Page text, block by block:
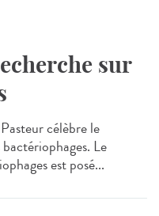
sur
célèbre le
Le
est posé...